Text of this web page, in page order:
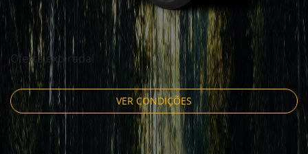
Oferta expirada!
VER CONDIÇÕES